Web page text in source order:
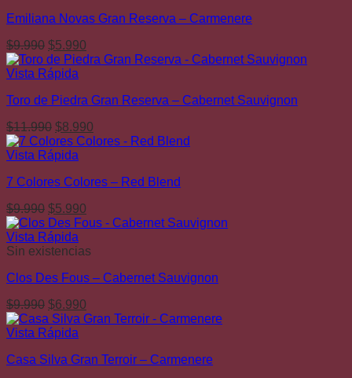
$11.990.$8.990.
Emiliana Novas Gran Reserva – Carmenere
$9.990 El
precio
original
$9.990.
$5.990
precio
$5.990.
Vista Rápida
Toro de Piedra Gran Reserva – Cabernet Sauvignon
$11.990 El
precio
original
$11.990.
$8.990
precio
$8.990.
Vista Rápida
7 Colores Colores – Red Blend
$9.990 El
precio
original
era:
$5.990
precio
es:
Vista Rápida
Sin existencias
Clos Des Fous – Cabernet Sauvignon
$9.990 El
precio
original
$9.990.
$6.990
precio
$6.990.
Vista Rápida
Casa Silva Gran Terroir – Carmenere